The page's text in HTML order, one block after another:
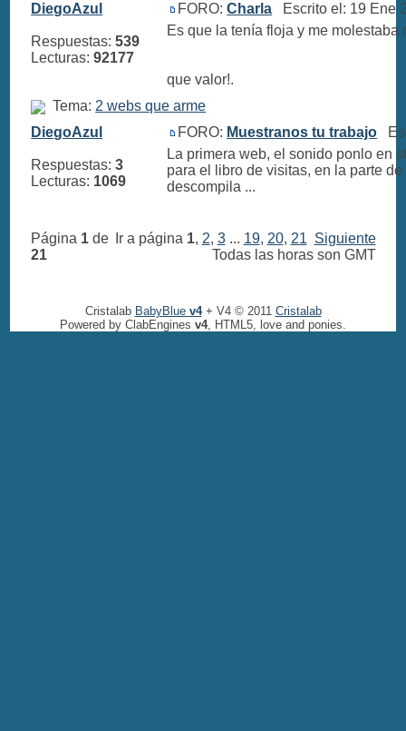
DiegoAzul
Respuestas:539
Lecturas:92177
FORO:Charla Escrito el: 19 Ene
Es que la tenía floja y me
que valor!.
Tema: 2 webs que arme
DiegoAzul
Respuestas:3
Lecturas: 1069
FORO: Muestranos tu trabajo
La primera web, el sonido ponlo en
para el libro de visitas, en la parte
descompila ...
Página 1de
21
Ir a página 1, 2, 3... 19, 20, 21 Siguiente
Todas las horas son GMT
Cristalab BabyBlue v4+ V4 © 2011 Cristalab
Powered by ClabEngines v4, HTML5, love and ponies.